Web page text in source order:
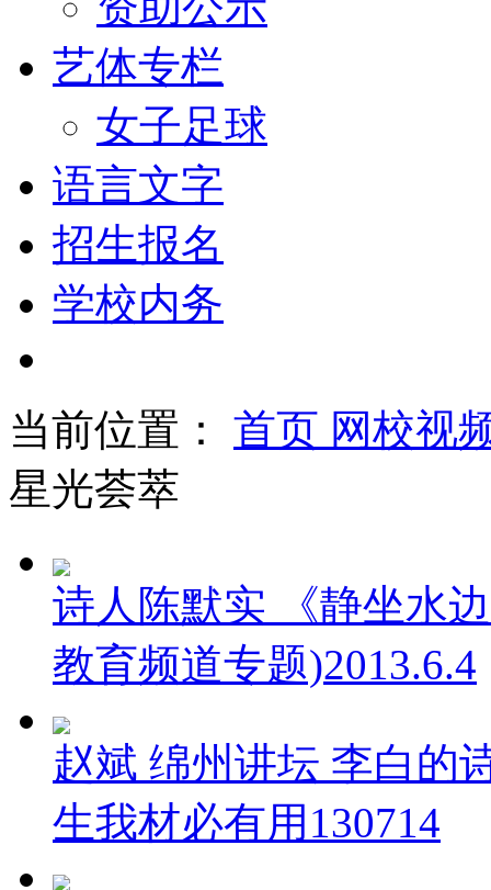
艺体专栏
女子足球
语言文字
招生报名
学校内务
当前位置： 首页 网校视
星光荟萃
诗人陈默实 《静坐水
教育频道专题)2013.6.4
赵斌 绵州讲坛 李白的
生我材必有用130714